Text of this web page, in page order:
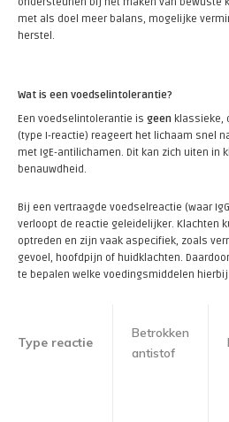
met als doel meer balans, mogelijke
herstel.
Wat is een voedselintolerantie?
Een voedselintolerantie is geen klassieke,
(type I-reactie) reageert het lichaam snel
met IgE-antilichamen. Dit kan zich uiten in
benauwdheid.
Bij een vertraagde voedselreactie (waar
verloopt de reactie geleidelijker. Klachten
optreden en zijn vaak aspecifiek, zoals
gevoel, hoofdpijn of huidklachten.
te bepalen welke voedingsmiddelen
Type reactie
Betrokken
antistof